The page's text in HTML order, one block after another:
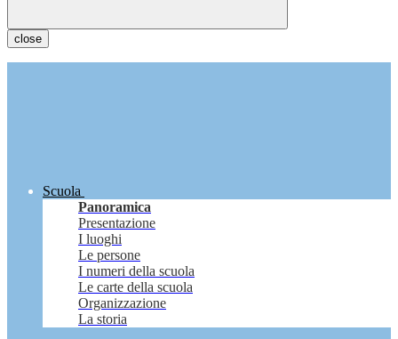
close
Scuola
Panoramica
Presentazione
I luoghi
Le persone
I numeri della scuola
Le carte della scuola
Organizzazione
La storia